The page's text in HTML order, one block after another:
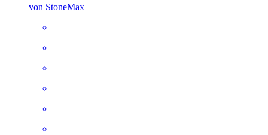
von StoneMax